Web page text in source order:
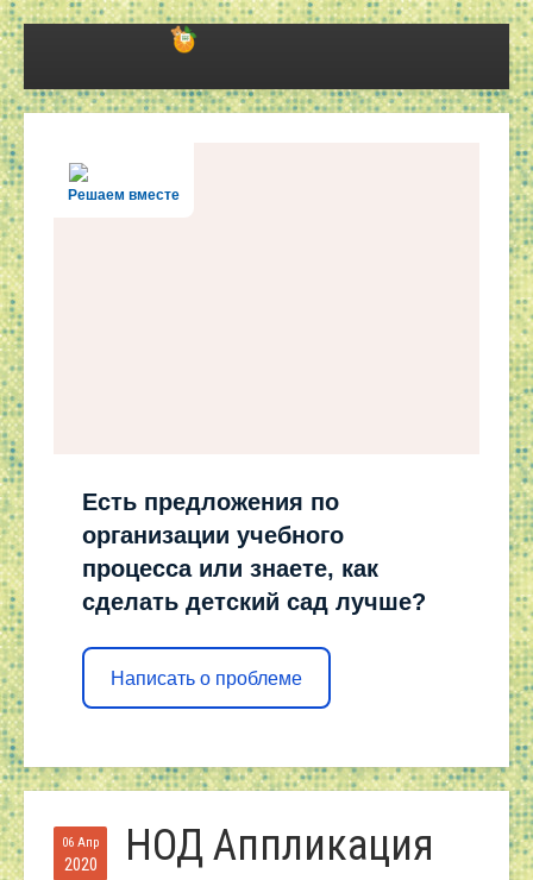
Решаем вместе
Есть предложения по
организации учебного
процесса или знаете, как
сделать детский сад лучше?
Написать о проблеме
06 Апр
2020 НОД Аппликация